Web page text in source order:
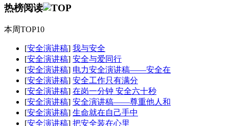
热榜阅读
本周TOP10
[安全演讲稿] 我与安全
[安全演讲稿] 安全与爱同行
[安全演讲稿] 电力安全演讲稿——安全在
[安全演讲稿] 安全工作只有满分
[安全演讲稿] 在岗一分钟 安全六十秒
[安全演讲稿] 安全演讲稿——尊重他人和
[安全演讲稿] 生命就在自己手中
[安全演讲稿] 把安全装在心里